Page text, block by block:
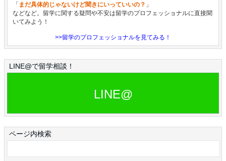
「 まだ具体的じゃないけど聞きにいっていいの？ 」
などなど。留学に関する疑問や不安は留学のプロフェッショナルに直接聞
いてみよう！
>>留学のプロフェッショナルを見てみる！
LINE@で留学相談！
LINE@
ページ内検索